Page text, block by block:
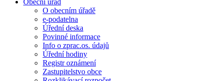
Obecní úřad
O obecním úřadě
e-podatelna
Úřední deska
Povinné informace
Info o zprac.os. údajů
Úřední hodiny
Registr oznámení
Zastupitelstvo obce